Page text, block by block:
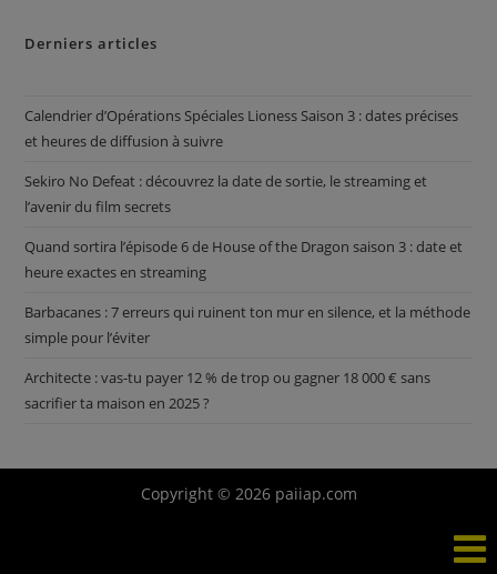
Derniers articles
Calendrier d’Opérations Spéciales Lioness Saison 3 : dates précises
et heures de diffusion à suivre
Sekiro No Defeat : découvrez la date de sortie, le streaming et
l’avenir du film secrets
Quand sortira l’épisode 6 de House of the Dragon saison 3 : date et
heure exactes en streaming
Barbacanes : 7 erreurs qui ruinent ton mur en silence, et la méthode
simple pour l’éviter
Architecte : vas-tu payer 12 % de trop ou gagner 18 000 € sans
sacrifier ta maison en 2025 ?
Copyright © 2026 paiiap.com